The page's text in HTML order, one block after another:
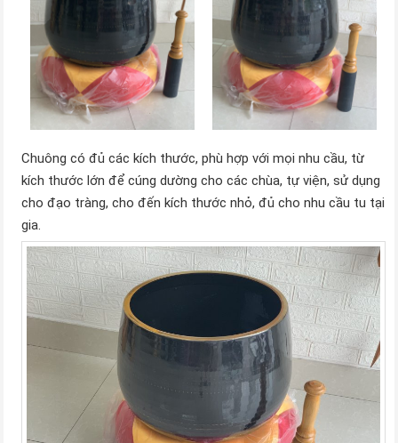
Chuông có đủ các kích thước, phù hợp với mọi nhu cầu, từ
kích thước lớn để cúng dường cho các chùa, tự viện, sử dụng
cho đạo tràng, cho đến kích thước nhỏ, đủ cho nhu cầu tu tại
gia.